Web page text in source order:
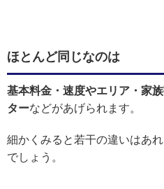
ほとんど同じなのは
基本料金・速度やエリア・家
ターなどがあげられます。
細かくみると若干の違いはあ
でしょう。